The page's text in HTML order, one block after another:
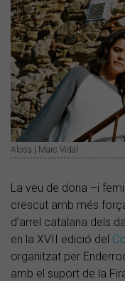
Alosa | Marc Vidal
La veu de dona –i
crescut amb més
d’arrel catalana dels
en la XVII edició del
organitzat per
amb el suport de la